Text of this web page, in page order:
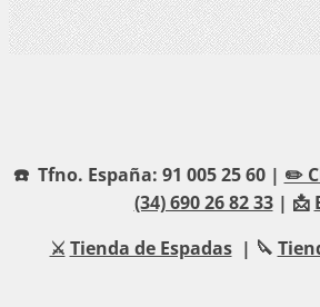
☎️ Tfno. España: 91 005 25 60 | ✏️
(34) 690 26 82 33| 📩
⚔️ Tienda de Espadas| 🔪